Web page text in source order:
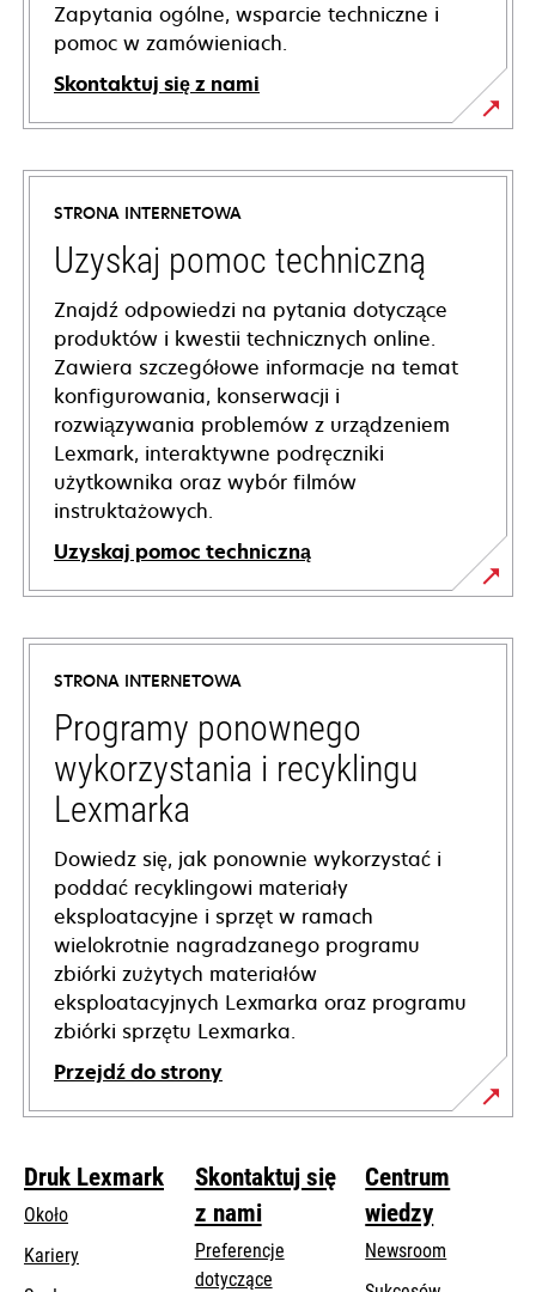
Zapytania ogólne, wsparcie techniczne i
pomoc w zamówieniach.
Skontaktuj się z nami
STRONA INTERNETOWA
Uzyskaj pomoc techniczną
Znajdź odpowiedzi na pytania dotyczące
produktów i kwestii technicznych online.
Zawiera szczegółowe informacje na temat
konfigurowania, konserwacji i
rozwiązywania problemów z urządzeniem
Lexmark, interaktywne podręczniki
użytkownika oraz wybór filmów
instruktażowych.
Uzyskaj pomoc techniczną
opens
in
new
tab
STRONA INTERNETOWA
Programy ponownego
wykorzystania i recyklingu
Lexmarka
Dowiedz się, jak ponownie wykorzystać i
poddać recyklingowi materiały
eksploatacyjne i sprzęt w ramach
wielokrotnie nagradzanego programu
zbiórki zużytych materiałów
eksploatacyjnych Lexmarka oraz programu
zbiórki sprzętu Lexmarka.
Przejdź do strony
Druk Lexmark
Około
Kariery
Skontaktuj się
z nami
Preferencje
dotyczące
Centrum
wiedzy
Newsroom